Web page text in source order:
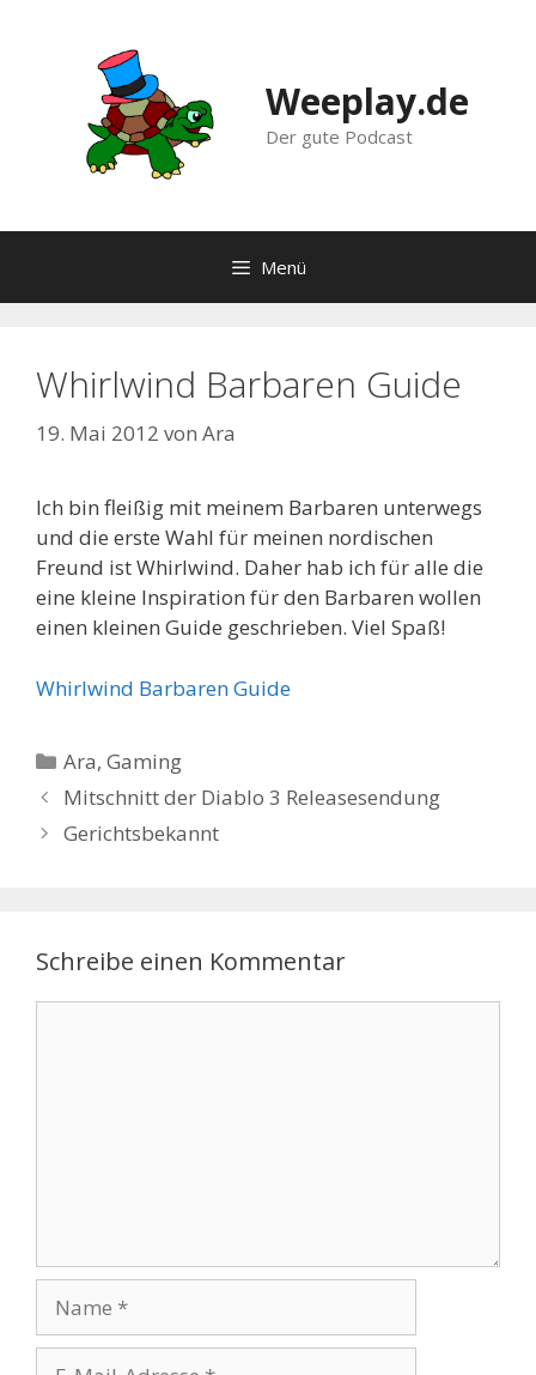
Weeplay.de
Der gute Podcast
Menü
Whirlwind Barbaren Guide
19. Mai 2012 von Ara
Ich bin fleißig mit meinem Barbaren unterwegs
und die erste Wahl für meinen nordischen
Freund ist Whirlwind. Daher hab ich für alle die
eine kleine Inspiration für den Barbaren wollen
einen kleinen Guide geschrieben. Viel Spaß!
Whirlwind Barbaren Guide
Kategorien
Ara,Gaming
Mitschnitt der Diablo 3 Releasesendung
Gerichtsbekannt
Schreibe einen Kommentar